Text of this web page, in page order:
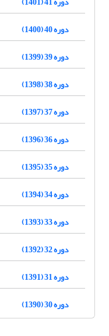
دوره 40 (1400)
دوره 39 (1399)
دوره 38 (1398)
دوره 37 (1397)
دوره 36 (1396)
دوره 35 (1395)
دوره 34 (1394)
دوره 33 (1393)
دوره 32 (1392)
دوره 31 (1391)
دوره 30 (1390)